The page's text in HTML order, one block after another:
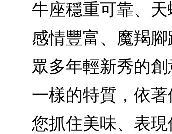
牛座穩重可靠、
感情豐富、魔羯
眾多年輕新秀的
一樣的特質，依
您抓住美味、表現